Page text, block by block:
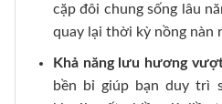
cặp đôi chung sống lâu
quay lại thời kỳ nồng nàn
Khả năng lưu hương
bền bỉ giúp bạn duy trì